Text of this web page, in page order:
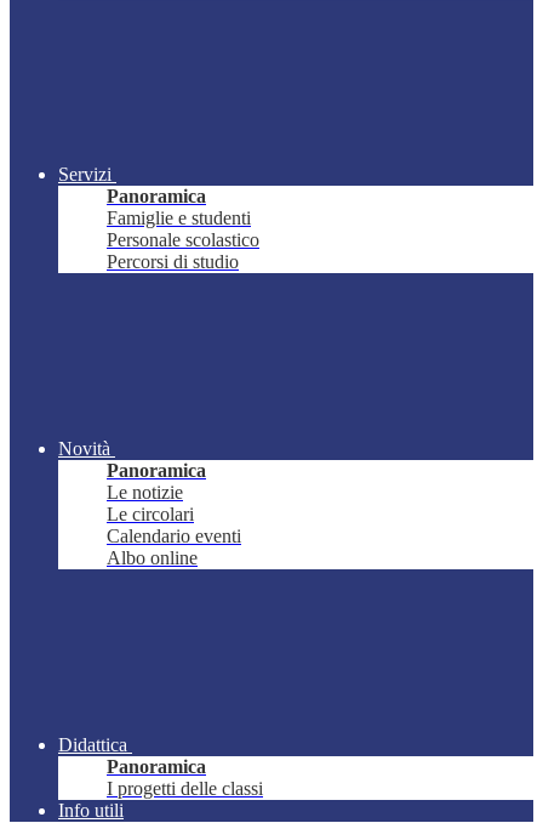
Servizi
Panoramica
Famiglie e studenti
Personale scolastico
Percorsi di studio
Novità
Panoramica
Le notizie
Le circolari
Calendario eventi
Albo online
Didattica
Panoramica
I progetti delle classi
Info utili